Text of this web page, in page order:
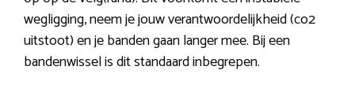
wegligging, neem je jouw verantwoordelijkheid (co2
uitstoot) en je banden gaan langer mee. Bij een
bandenwissel is dit standaard inbegrepen.